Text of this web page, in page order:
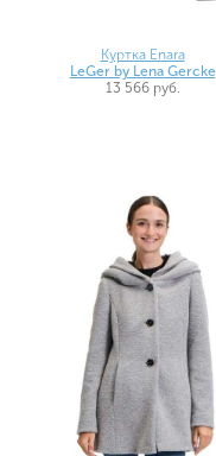
Куртка Enara
LeGer by Lena Gercke
13 566 руб.